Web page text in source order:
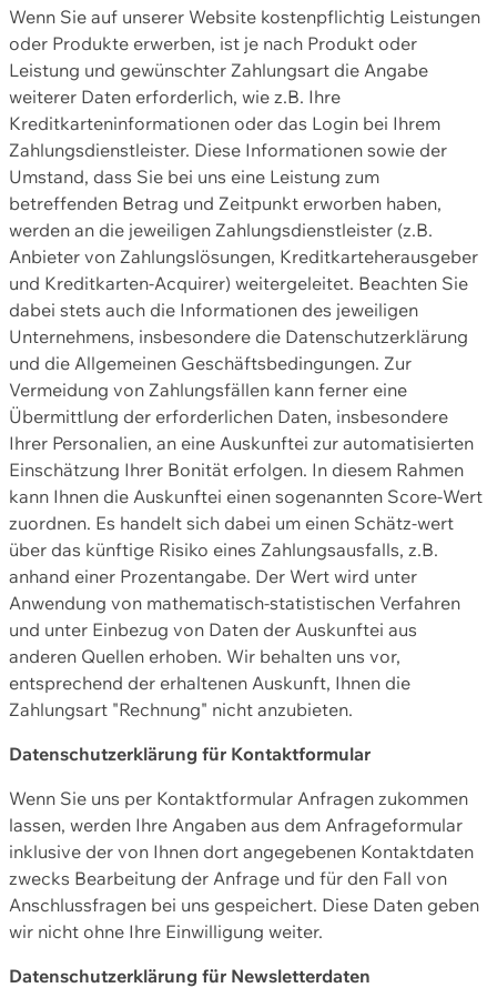
Wenn Sie auf unserer Website kostenpflichtig Leistungen
oder Produkte erwerben, ist je nach Produkt oder
Leistung und gewünschter Zahlungsart die Angabe
weiterer Daten erforderlich, wie z.B. Ihre
Kreditkarteninformationen oder das Login bei Ihrem
Zahlungsdienstleister. Diese Informationen sowie der
Umstand, dass Sie bei uns eine Leistung zum
betreffenden Betrag und Zeitpunkt erworben haben,
werden an die jeweiligen Zahlungsdienstleister (z.B.
Anbieter von Zahlungslösungen, Kreditkarteherausgeber
und Kreditkarten-Acquirer) weitergeleitet. Beachten Sie
dabei stets auch die Informationen des jeweiligen
Unternehmens, insbesondere die Datenschutzerklärung
und die Allgemeinen Geschäftsbedingungen. Zur
Vermeidung von Zahlungsfällen kann ferner eine
Übermittlung der erforderlichen Daten, insbesondere
Ihrer Personalien, an eine Auskunftei zur automatisierten
Einschätzung Ihrer Bonität erfolgen. In diesem Rahmen
kann Ihnen die Auskunftei einen sogenannten Score-Wert
zuordnen. Es handelt sich dabei um einen Schätz-wert
über das künftige Risiko eines Zahlungsausfalls, z.B.
anhand einer Prozentangabe. Der Wert wird unter
Anwendung von mathematisch-statistischen Verfahren
und unter Einbezug von Daten der Auskunftei aus
anderen Quellen erhoben. Wir behalten uns vor,
entsprechend der erhaltenen Auskunft, Ihnen die
Zahlungsart "Rechnung" nicht anzubieten.
Datenschutzerklärung für Kontaktformular
Wenn Sie uns per Kontaktformular Anfragen zukommen
lassen, werden Ihre Angaben aus dem Anfrageformular
inklusive der von Ihnen dort angegebenen Kontaktdaten
zwecks Bearbeitung der Anfrage und für den Fall von
Anschlussfragen bei uns gespeichert. Diese Daten geben
wir nicht ohne Ihre Einwilligung weiter.
Datenschutzerklärung für Newsletterdaten